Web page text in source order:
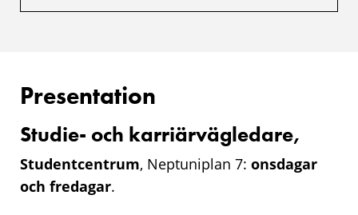
Presentation
Studie- och karriärvägledare,
Studentcentrum, Neptuniplan 7: onsdagar
och fredagar.